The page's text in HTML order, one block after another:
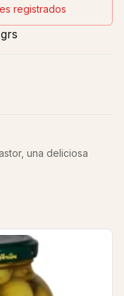
registrados
una deliciosa